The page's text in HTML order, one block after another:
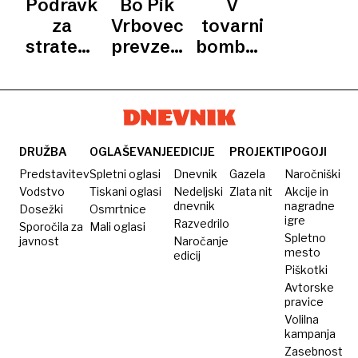
prvakinj
podjetij
Fortenove
Podravka
za
strateški
Žita 16
Bo Pik
Vrbovec
prevzela
V
tovarni
bombonov
pekli
kruh
DRUŽBA
Predstavitev
Vodstvo
Dosežki
Sporočila za
javnost
OGLAŠEVANJE
Spletni oglasi
Tiskani oglasi
Osmrtnice
Mali oglasi
EDICIJE
Dnevnik
Nedeljski
dnevnik
Razvedrilo
Naročanje
edicij
PROJEKTI
Gazela
Zlata nit
POGOJI
Naročniški
Akcije in
nagradne
igre
Spletno
mesto
Piškotki
Avtorske
pravice
Volilna
kampanja
Zasebnost